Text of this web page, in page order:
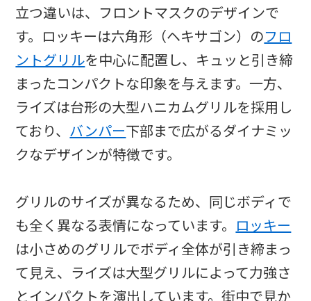
立つ違いは、フロントマスクのデザインで
す。ロッキーは六角形（ヘキサゴン）のフロ
ントグリルを中心に配置し、キュッと引き締
まったコンパクトな印象を与えます。一方、
ライズは台形の大型ハニカムグリルを採用し
ており、 バンパー下部まで広がるダイナミッ
クなデザインが特徴です。
グリルのサイズが異なるため、同じボディで
も全く異なる表情になっています。 ロッキー
は小さめのグリルでボディ全体が引き締まっ
て見え、ライズは大型グリルによって力強さ
とインパクトを演出しています。街中で見か